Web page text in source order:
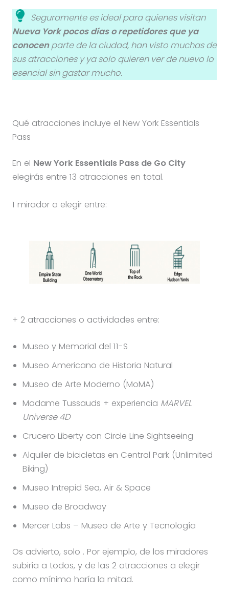
Seguramente es ideal para quienes visitan
Nueva York pocos días o repetidores que ya
conocenparte de la ciudad, han visto muchas de
sus atracciones y ya solo quieren ver de nuevo lo
esencial sin gastar mucho.
Qué atracciones incluye el New York Essentials
Pass
En el New York Essentials Pass de Go City
elegirás entre 13 atracciones en total.
1 mirador a elegir entre:
+ 2 atracciones o actividades entre:
Museo y Memorial del 11-S
Museo Americano de Historia Natural
Museo de Arte Moderno (MoMA)
Madame Tussauds + experiencia MARVEL
Universe 4D
Crucero Liberty con Circle Line Sightseeing
Alquiler de bicicletas en Central Park (Unlimited
Biking)
Museo Intrepid Sea, Air & Space
Museo de Broadway
Mercer Labs – Museo de Arte y Tecnología
Os advierto, solo . Por ejemplo, de los miradores
subiría a todos, y de las 2 atracciones a elegir
como mínimo haría la mitad.